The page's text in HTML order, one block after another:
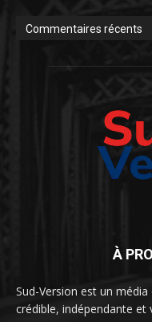
Commentaires récents
À
Sud-Version est un
crédible, indépendante et